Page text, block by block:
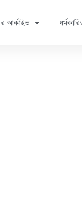
আর্কাইভ